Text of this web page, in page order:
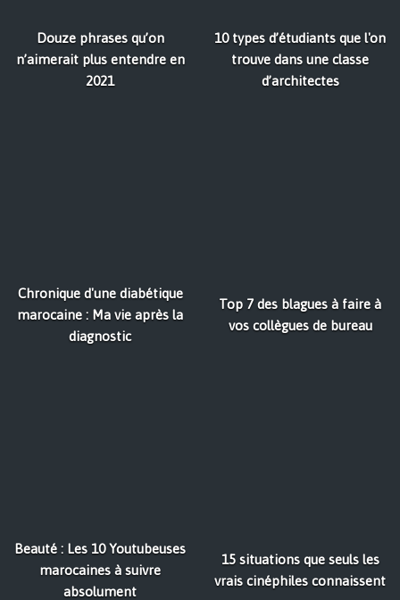
Douze phrases qu’on
n’aimerait plus entendre en
2021
10 types d’étudiants que l'on
trouve dans une classe
d’architectes
Chronique d'une diabétique
marocaine : Ma vie après la
diagnostic
Top 7 des blagues à faire à
vos collègues de bureau
Beauté : Les 10 Youtubeuses
marocaines à suivre
absolument
15 situations que seuls les
vrais cinéphiles connaissent